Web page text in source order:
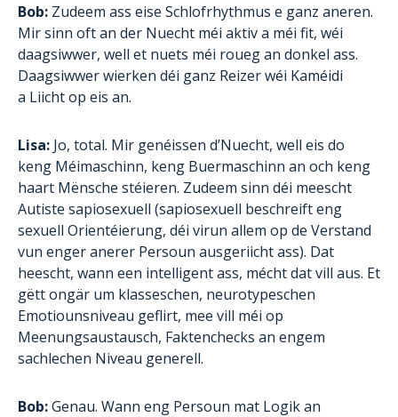
Bob: Zudeem ass eise Schlofrhythmus e ganz aneren.
Mir sinn oft an der Nuecht méi aktiv a méi fit, wéi
daagsiwwer, well et nuets méi roueg an donkel ass.
Daagsiwwer wierken déi ganz Reizer wéi Kaméidi
a Liicht op eis an.
Lisa: Jo, total. Mir genéissen d’Nuecht, well eis do
keng Méimaschinn, keng Buermaschinn an och keng
haart Mënsche stéieren. Zudeem sinn déi meescht
Autiste sapiosexuell (sapiosexuell beschreift eng
sexuell Orientéierung, déi virun allem op de Verstand
vun enger anerer Persoun ausgeriicht ass). Dat
heescht, wann een intelligent ass, mécht dat vill aus. Et
gëtt ongär um klasseschen, neurotypeschen
Emotiounsniveau geflirt, mee vill méi op
Meenungsaustausch, Faktenchecks an engem
sachlechen Niveau generell.
Bob:Genau. Wann eng Persoun mat Logik an